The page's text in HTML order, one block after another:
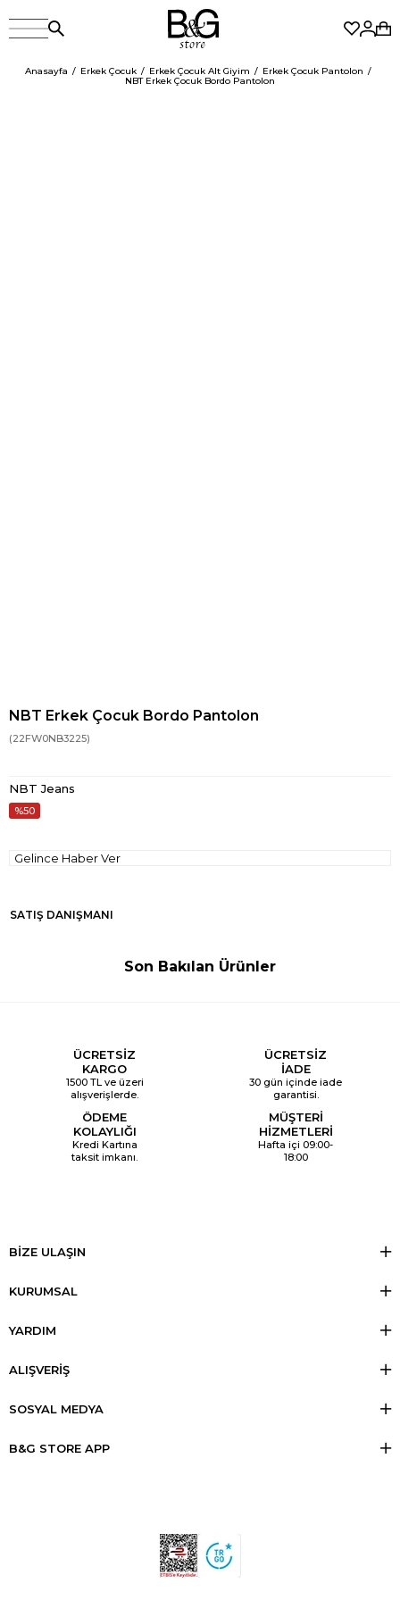
Anasayfa Erkek Çocuk Erkek Çocuk Alt Giyim
Erkek Çocuk Pantolon
NBT Erkek Çocuk Bordo Pantolon
NBT Erkek Çocuk Bordo Pantolon
(22FW0NB3225)
NBT Jeans
50
Gelince Haber Ver
SATIŞ DANIŞMANI
Son Bakılan Ürünler
ÜCRETSİZ
KARGO
1500 TL ve üzeri
alışverişlerde.
ÜCRETSİZ
İADE
30 gün içinde iade
garantisi.
ÖDEME
KOLAYLIĞI
Kredi Kartına
taksit imkanı.
MÜŞTERİ
HİZMETLERİ
Hafta içi 09:00-
18:00
BİZE ULAŞIN
KURUMSAL
YARDIM
ALIŞVERİŞ
SOSYAL MEDYA
B&G STORE APP